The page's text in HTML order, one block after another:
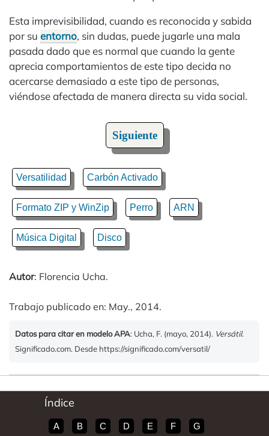
Esta imprevisibilidad, cuando es reconocida y sabida
por su entorno, sin dudas, puede jugarle una mala
pasada dado que es normal que cuando la gente
aprecia comportamientos de este tipo decida no
acercarse demasiado a este tipo de personas,
viéndose afectada de manera directa su vida social.
Siguiente
Versatilidad Carbón Activado
Formato ZIP y WinZip Perro ARN
Música Digital Disco
Autor: Florencia Ucha.
Trabajo publicado en: May., 2014.
Datos para citar en modelo APA: Ucha, F. (mayo, 2014). Versátil.
Significado.com. Desde https://significado.com/versatil/
Índice
A B C D E F G